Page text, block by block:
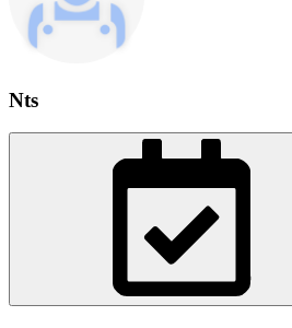
Nts